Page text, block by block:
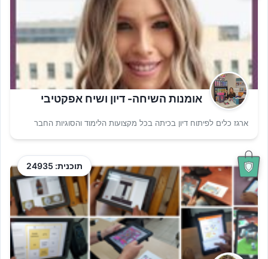
אומנות השיחה- דיון ושיח אפקטיבי
ארגז כלים לפיתוח דיון בכיתה בכל מקצועות הלימוד והסוגיות החבר
תוכנית: 24935